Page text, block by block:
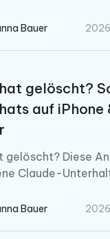
vor Verlust
Bauer
gelöscht?
auf iPhone
gelöscht? Diese
Claude-
Bauer